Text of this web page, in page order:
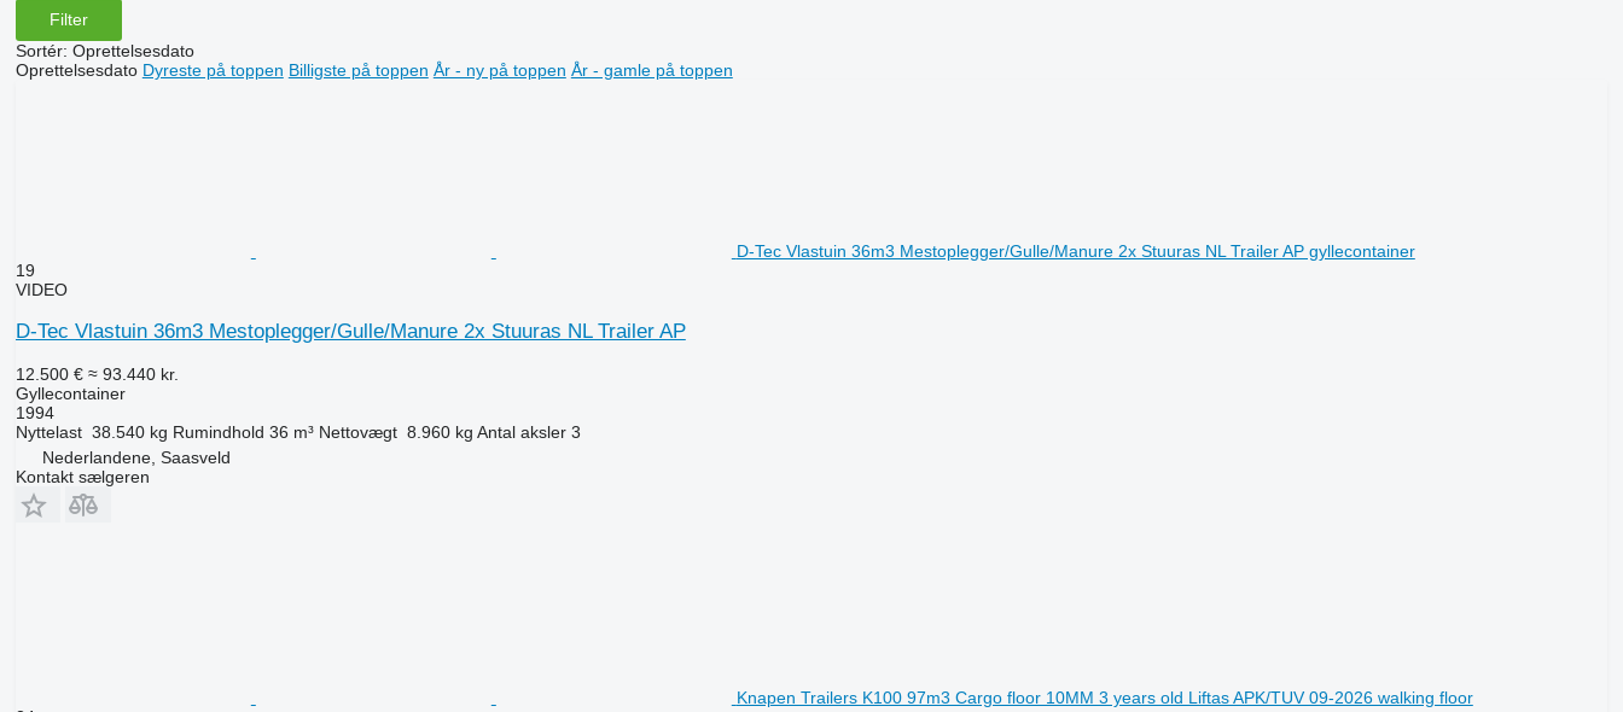
Filter
Sortér: Oprettelsesdato
Oprettelsesdato Dyreste på toppen Billigste på toppen År - ny på toppen År - gamle på toppen
D-Tec Vlastuin 36m3 Mestoplegger/Gulle/Manure 2x Stuuras NL Trailer AP gyllecontainer
19
VIDEO
D-Tec Vlastuin 36m3 Mestoplegger/Gulle/Manure 2x Stuuras NL Trailer AP
12.500 € ≈ 93.440 kr.
Gyllecontainer
1994
Nyttelast 38.540 kg Rumindhold 36 m³ Nettovægt 8.960 kg Antal aksler 3
Nederlandene, Saasveld
Kontakt sælgeren
Knapen Trailers K100 97m3 Cargo floor 10MM 3 years old Liftas APK/TUV 09-2026 walking floor